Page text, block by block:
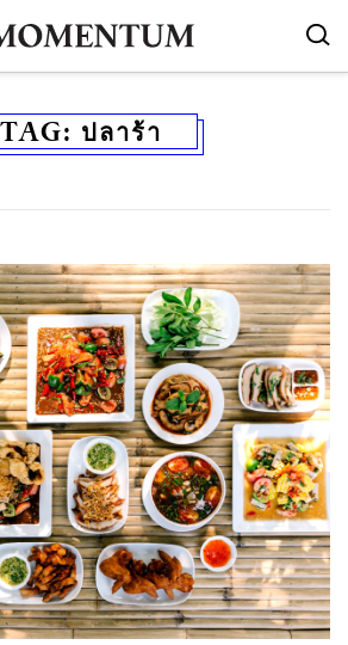
TAG: ปลาร้า
TWEET LINE EMAIL